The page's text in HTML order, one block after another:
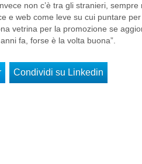
non c’è tra gli stranieri,
e web come leve su cui puntare per
vetrina per la promozione se
fa, forse è la volta buona”.
Condividi su Linkedin